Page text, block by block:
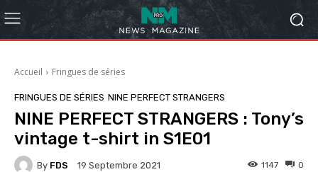
Accueil Fringues de séries
FRINGUES DE SÉRIES NINE PERFECT STRANGERS
NINE PERFECT STRANGERS : Tony’s
vintage t-shirt in S1E01
By FDS 19 Septembre 2021 0
1147